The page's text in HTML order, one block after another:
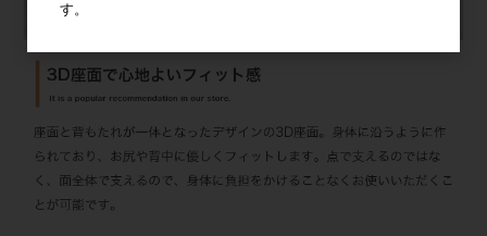
す。